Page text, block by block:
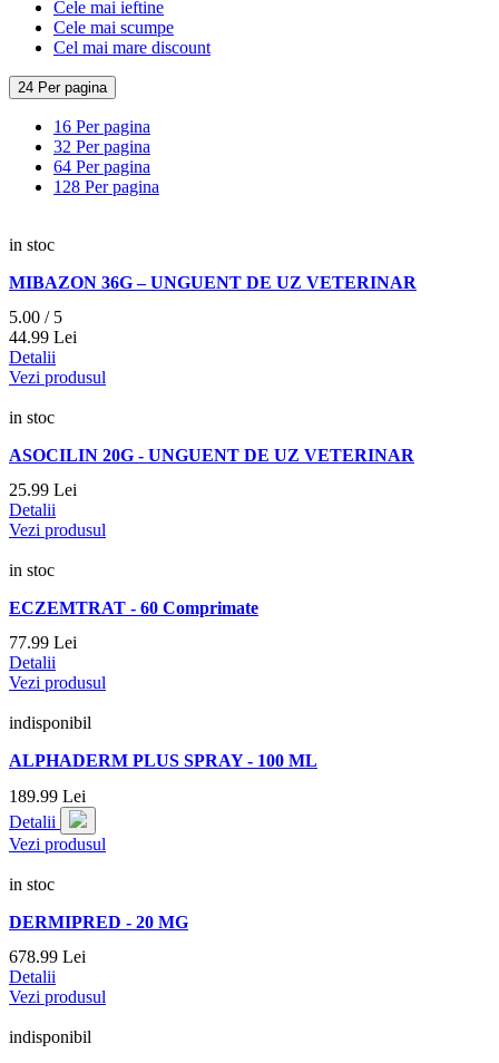
Cele mai ieftine
Cele mai scumpe
Cel mai mare discount
24 Per pagina
16 Per pagina
32 Per pagina
64 Per pagina
128 Per pagina
in stoc
MIBAZON 36G – UNGUENT DE UZ VETERINAR
5.00 / 5
44.99 Lei
Detalii
Vezi produsul
in stoc
ASOCILIN 20G - UNGUENT DE UZ VETERINAR
25.99 Lei
Detalii
Vezi produsul
in stoc
ECZEMTRAT - 60 Comprimate
77.99 Lei
Detalii
Vezi produsul
indisponibil
ALPHADERM PLUS SPRAY - 100 ML
189.99 Lei
Detalii
Vezi produsul
in stoc
DERMIPRED - 20 MG
678.99 Lei
Detalii
Vezi produsul
indisponibil